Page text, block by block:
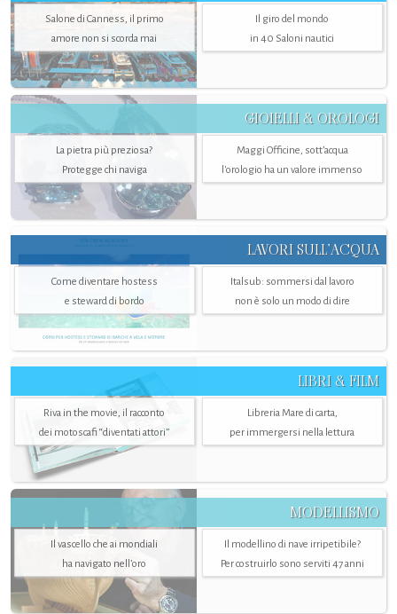
Salone di Canness, il primo
amore non si scorda mai
Il giro del mondo
in 40 Saloni nautici
GIOIELLI & OROLOGI
La pietra più preziosa?
Protegge chi naviga
Maggi Officine, sott’acqua
l'orologio ha un valore immenso
LAVORI SULL’ACQUA
Come diventare hostess
e steward di bordo
Italsub: sommersi dal lavoro
non è solo un modo di dire
LIBRI & FILM
Riva in the movie, il racconto
dei motoscafi “diventati attori”
Libreria Mare di carta,
per immergersi nella lettura
MODELLISMO
Il vascello che ai mondiali
ha navigato nell’oro
Il modellino di nave irripetibile?
Per costruirlo sono serviti 47 anni